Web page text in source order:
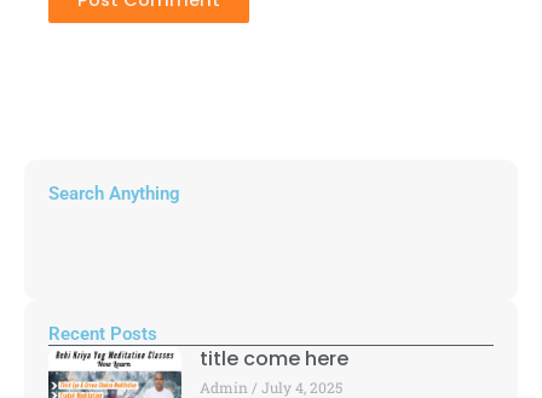
Search Anything
Recent Posts
title come here
Admin July 4, 2025